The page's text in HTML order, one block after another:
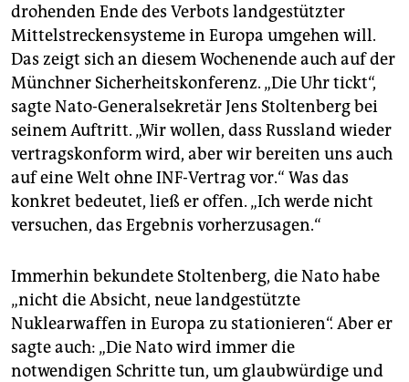
genossenschaft
epaper login
drohenden Ende des Verbots landgestützter
Mittelstreckensysteme in Europa umgehen will.
Das zeigt sich an diesem Wochenende auch auf der
Münchner Sicherheitskonferenz. „Die Uhr tickt“,
sagte Nato-Generalsekretär Jens Stoltenberg bei
seinem Auftritt. „Wir wollen, dass Russland wieder
vertragskonform wird, aber wir bereiten uns auch
auf eine Welt ohne INF-Vertrag vor.“ Was das
konkret bedeutet, ließ er offen. „Ich werde nicht
versuchen, das Ergebnis vorherzusagen.“
Immerhin bekundete Stoltenberg, die Nato habe
„nicht die Absicht, neue landgestützte
Nuklearwaffen in Europa zu stationieren“. Aber er
sagte auch: „Die Nato wird immer die
notwendigen Schritte tun, um glaubwürdige und